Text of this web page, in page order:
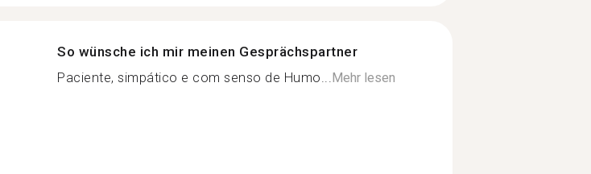
So wünsche ich mir meinen Gesprächspartner
Paciente, simpático e com senso de Humo...Mehr lesen